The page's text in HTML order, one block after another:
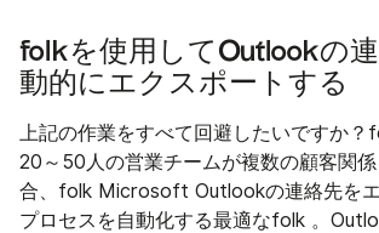
folkを使用してOutlookの
動的にエクスポートする
上記の作業をすべて回避したいですか？
20～50人の営業チームが複数の顧客関
合、folk Microsoft Outlookの連絡先を
プロセスを自動化する最適なfolk 。